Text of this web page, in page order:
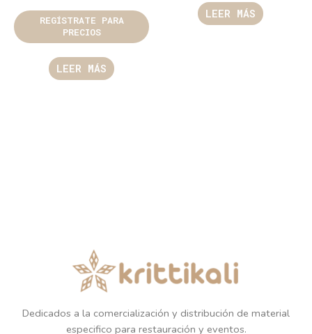
REGÍSTRATE PARA
PRECIOS
LEER MÁS
LEER MÁS
Dedicados a la comercialización y distribución de material
especifico para restauración y eventos.